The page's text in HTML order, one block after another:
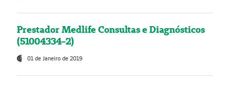
Prestador Medlife Consultas e Diagnósticos
(51004334-2)
01 de Janeiro de 2019